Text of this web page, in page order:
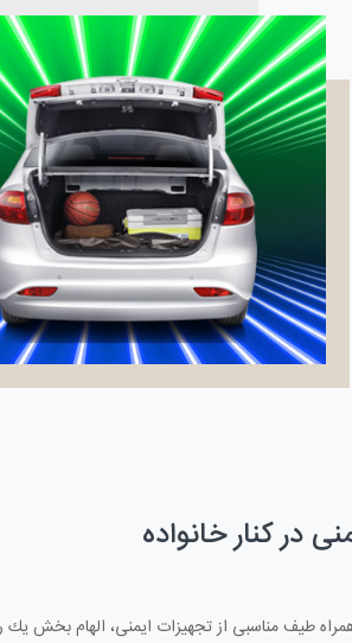
در کنار خانواده
طیف مناسبی از تجهیزات ایمنی، الهام بخش یك